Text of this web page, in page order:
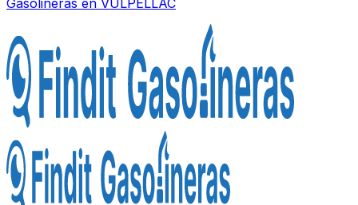
Gasolineras en VULPELLAC